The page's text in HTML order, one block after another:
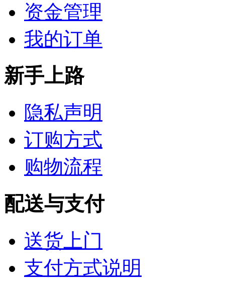
资金管理
我的订单
新手上路
隐私声明
订购方式
购物流程
配送与支付
送货上门
支付方式说明